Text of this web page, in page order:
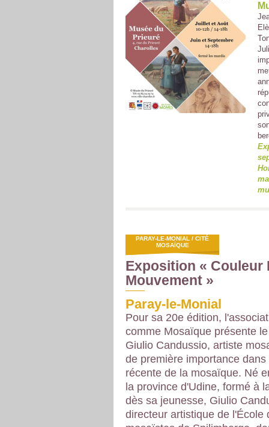
PARAY-LE-MONIAL / CITÉ
MOSAÏQUE
Exposition « Couleur
Mouvement »
Paray-le-Monial
Pour sa 20e édition,
comme Mosaïque présente
Giulio Candussio, artiste
de première importance dans
récente de la mosaïque. Né
la province d'Udine, formé à
dès sa jeunesse, Giulio
directeur artistique de l'École